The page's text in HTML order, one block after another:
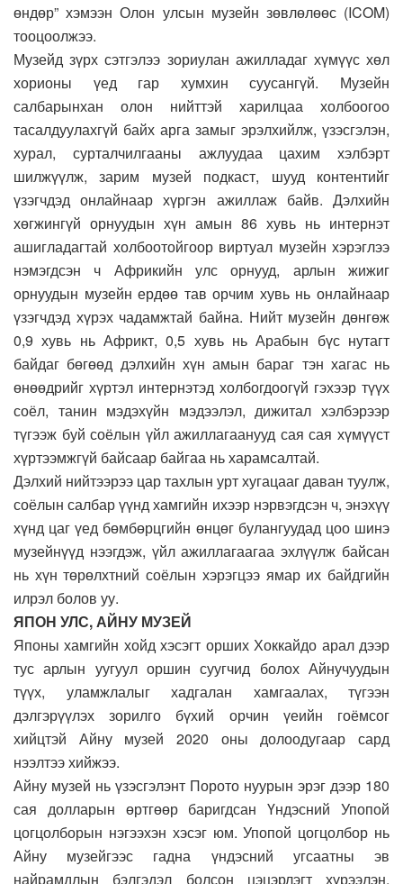
өндөр” хэмээн Олон улсын музейн зөвлөлөөс (ICOM)
тооцоолжээ.
Музейд зүрх сэтгэлээ зориулан ажилладаг хүмүүс хөл
хорионы үед гар хумхин суусангүй. Музейн
салбарынхан олон нийттэй харилцаа холбоогоо
тасалдуулахгүй байх арга замыг эрэлхийлж, үзэсгэлэн,
хурал, сурталчилгааны ажлуудаа цахим хэлбэрт
шилжүүлж, зарим музей подкаст, шууд контентийг
үзэгчдэд онлайнаар хүргэн ажиллаж байв. Дэлхийн
хөгжингүй орнуудын хүн амын 86 хувь нь интернэт
ашигладагтай холбоотойгоор виртуал музейн хэрэглээ
нэмэгдсэн ч Африкийн улс орнууд, арлын жижиг
орнуудын музейн ердөө тав орчим хувь нь онлайнаар
үзэгчдэд хүрэх чадамжтай байна. Нийт музейн дөнгөж
0,9 хувь нь Африкт, 0,5 хувь нь Арабын бүс нутагт
байдаг бөгөөд дэлхийн хүн амын бараг тэн хагас нь
өнөөдрийг хүртэл интернэтэд холбогдоогүй гэхээр түүх
соёл, танин мэдэхүйн мэдээлэл, дижитал хэлбэрээр
түгээж буй соёлын үйл ажиллагаанууд сая сая хүмүүст
хүртээмжгүй байсаар байгаа нь харамсалтай.
Дэлхий нийтээрээ цар тахлын урт хугацааг даван туулж,
соёлын салбар үүнд хамгийн ихээр нэрвэгдсэн ч, энэхүү
хүнд цаг үед бөмбөрцгийн өнцөг булангуудад цоо шинэ
музейнүүд нээгдэж, үйл ажиллагаагаа эхлүүлж байсан
нь хүн төрөлхтний соёлын хэрэгцээ ямар их байдгийн
илрэл болов уу.
ЯПОН УЛС, АЙНУ МУЗЕЙ
Японы хамгийн хойд хэсэгт орших Хоккайдо арал дээр
тус арлын уугуул оршин суугчид болох Айнучуудын
түүх, уламжлалыг хадгалан хамгаалах, түгээн
дэлгэрүүлэх зорилго бүхий орчин үеийн гоёмсог
хийцтэй Айну музей 2020 оны долоодугаар сард
нээлтээ хийжээ.
Айну музей нь үзэсгэлэнт Порото нуурын эрэг дээр 180
сая долларын өртгөөр баригдсан Үндэсний Упопой
цогцолборын нэгээхэн хэсэг юм. Упопой цогцолбор нь
Айну музейгээс гадна үндэсний угсаатны эв
найрамдлын бэлгэдэл болсон цэцэрлэгт хүрээлэн,